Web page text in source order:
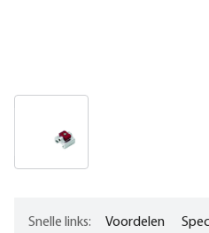
Snelle links: Voordelen